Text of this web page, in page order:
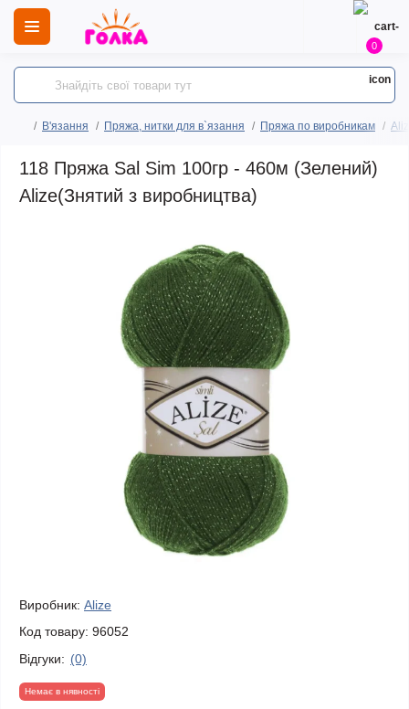
0
В'язання Пряжа, нитки для в`язання Пряжа по виробникам
118 Пряжа Sal Sim 100гр - 460м (Зелений)
Alize(Знятий з виробництва)
Виробник: Alize
Код товару: 96052
Відгуки: (0)
Немає в нявності